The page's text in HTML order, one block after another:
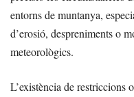
entorns de muntanya,
d’erosió, despreniments o
meteorològics.
L’existència de restriccions